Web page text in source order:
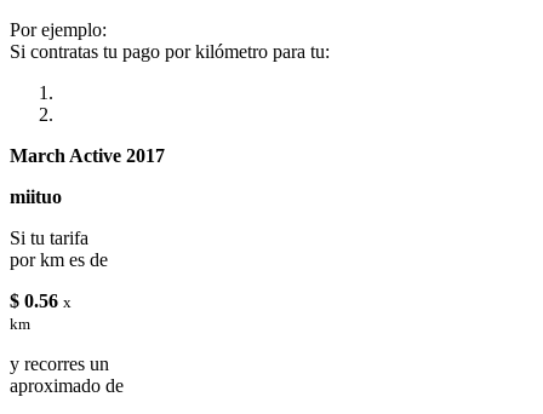
Por ejemplo:
Si contratas tu pago por kilómetro para tu:
March Active 2017
miituo
Si tu tarifa
por km es de
$ 0.56 x
km
y recorres un
aproximado de